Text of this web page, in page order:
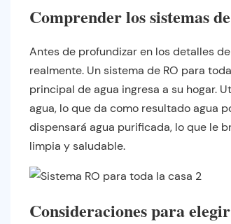
Comprender los sistemas
Antes de profundizar en los detalles
realmente. Un sistema de RO para
principal de agua ingresa a su hogar.
agua, lo que da como resultado agua
dispensará agua purificada, lo que le
limpia y saludable.
Consideraciones para